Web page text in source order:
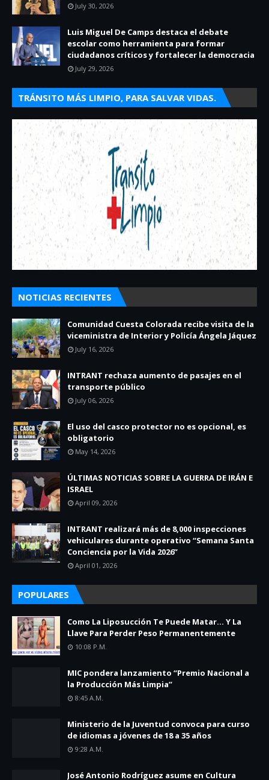
July 30, 2026
Luis Miguel De Camps destaca el debate
escolar como herramienta para formar
ciudadanos críticos y fortalecer la democracia
July 29, 2026
TRÁNSITO MÁS LIMPIO, PARA SALVAR VIDAS.
NOTICIAS RECIENTES
Comunidad Cuesta Colorada recibe visita de la
viceministra de Interior y Policía Ángela Jáquez
July 16, 2026
INTRANT rechaza aumento de pasajes en el
transporte público
July 06, 2026
El uso del casco protector no es opcional, es
obligatorio
May 14, 2026
ÚLTIMAS NOTICIAS SOBRE LA GUERRA DE IRÁN E
ISRAEL
April 09, 2026
INTRANT realizará más de 8,000 inspecciones
vehiculares durante operativo “Semana Santa
Conciencia por la Vida 2026”
April 01, 2026
POPULARES
Como La Liposucción Te Puede Matar… Y La
Llave Para Perder Peso Permanentemente
10:08 P.m.
MIC pondera lanzamiento “Premio Nacional a
la Producción Más Limpia”
8:45 A.m.
Ministerio de la Juventud convoca para curso
de idiomas a jóvenes de 18 a 35 años
9:28 A.m.
José Antonio Rodríguez asume en Cultura